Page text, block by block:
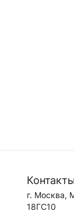
г. Москва,
18ГС10